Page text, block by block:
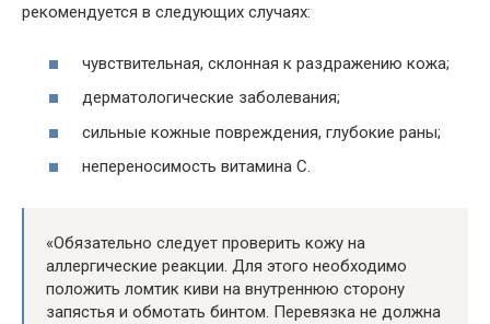
рекомендуется в следующих случаях:
чувствительная, склонная к раздражению кожа;
дерматологические заболевания;
сильные кожные повреждения, глубокие раны;
непереносимость витамина С.
«Обязательно следует проверить кожу на
аллергические реакции. Для этого необходимо
положить ломтик киви на внутреннюю сторону
запястья и обмотать бинтом. Перевязка не должна